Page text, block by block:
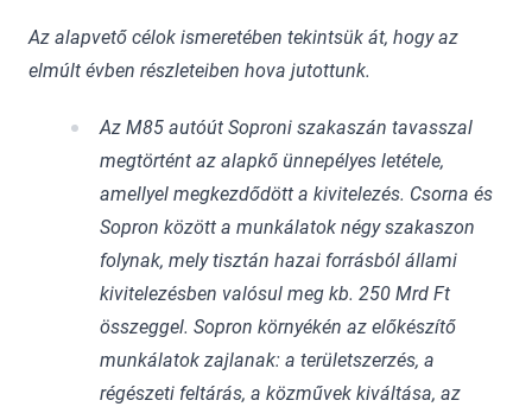
Az alapvető célok ismeretében tekintsük át, hogy az
elmúlt évben részleteiben hova jutottunk.
Az M85 autóút Soproni szakaszán tavasszal
megtörtént az alapkő ünnepélyes letétele,
amellyel megkezdődött a kivitelezés. Csorna és
Sopron között a munkálatok négy szakaszon
folynak, mely tisztán hazai forrásból állami
kivitelezésben valósul meg kb. 250 Mrd Ft
összeggel. Sopron környékén az előkészítő
munkálatok zajlanak: a területszerzés, a
régészeti feltárás, a közművek kiváltása, az